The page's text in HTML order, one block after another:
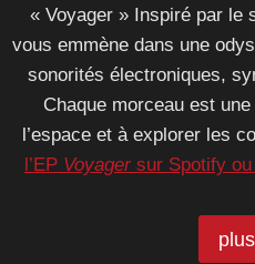
« Voyager » Inspiré par le
vous emmène dans une
sonorités électroniques,
Chaque morceau est
l’espace et à explorer les
l’EP Voyager sur Spotify